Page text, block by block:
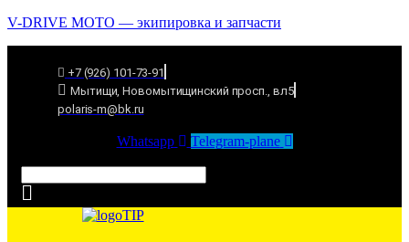
V-DRIVE MOTO — экипировка и запчасти
+7 (926) 101-73-91
Мытищи, Новомытищинский просп., вл5
polaris-m@bk.ru
Whatsapp
Telegram-plane